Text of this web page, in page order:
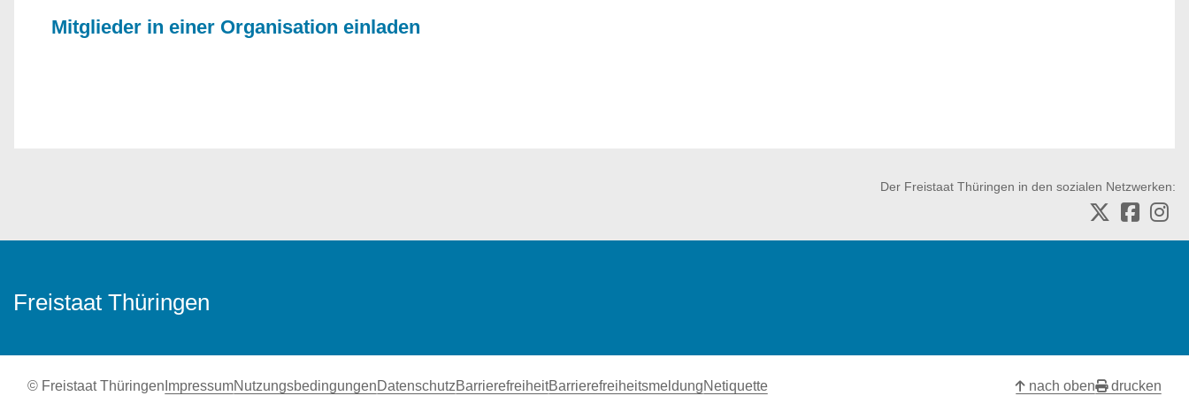
Mitglieder in einer Organisation einladen
Der Freistaat Thüringen in den sozialen Netzwerken:
Freistaat Thüringen
© Freistaat Thüringen ImpressumNutzungsbedingungenDatenschutzBarrierefreiheitBarrierefreiheitsmeldungNetiquette nach oben drucken